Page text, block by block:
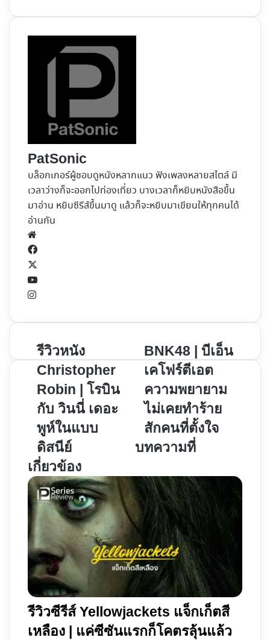
PatSonic
บล็อกเกอร์ผู้ชอบดูหนังหลากแนว ฟังเพลงหลายสไตล์ มี
เวลาว่างก็จะออกไปท่องเที่ยว บางเวลาก็หยิบหนังสือขึ้น
มาอ่าน หยิบซีรีส์ขึ้นมาดู แล้วก็จะหยิบมาเขียนให้ทุกคนได้
อ่านกัน
Facebook
YouTube
Instagram
รีวิว
หนัง
Christopher
Robin
|
โร
บิน
กับ
วิน
นี่
เดอะ
พูห์
ใน
แบบ
ดิสนีย์
รีวิวหนัง
Christopher
Robin | โรบิน
กับ วินนี่ เดอะ
พูห์ในแบบ
ดิสนีย์
BNK48
|
บี
เอ็น
เคโฟร์
ตี
ความ
ไม่
เคย
ทำร้าย
สัก
คน
ที่
ตั้งใจ
BNK48 | บีเอ็น
เคโฟร์ตีเอต
ความพยายาม
ไม่เคยทำร้าย
สักคนที่ตั้งใจ
บทความที่
เกี่ยวข้อง
รีวิวซีรีส์ Yellowjackets แจ็กเก็ตสี
เหลือง | แค่ซีซันแรกก็โคตรลุ้นแล้ว